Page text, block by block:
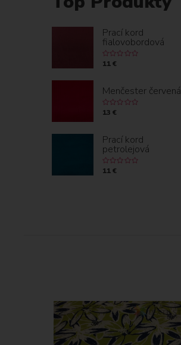
Prací kord
fialovobordová
11 €
Menčester červená
13 €
Prací kord
petrolejová
11 €